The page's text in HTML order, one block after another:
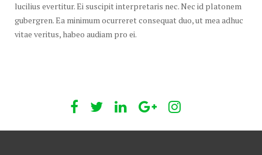
lucilius evertitur. Ei suscipit interpretaris nec. Nec id platonem
gubergren. Ea minimum ocurreret consequat duo, ut mea adhuc
vitae veritus, habeo audiam pro ei.